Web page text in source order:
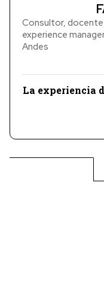
Consultor,
experience
Andes
La experiencia